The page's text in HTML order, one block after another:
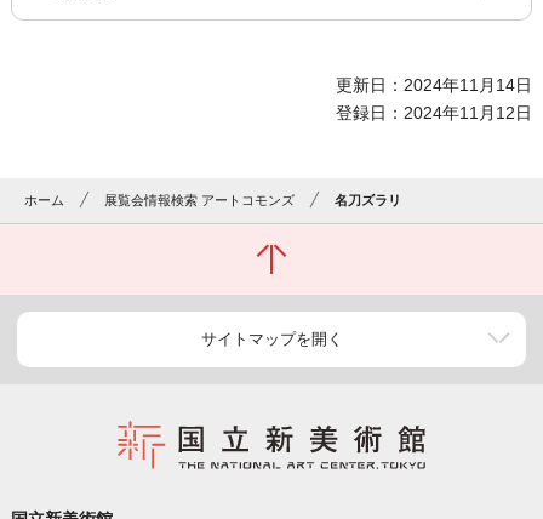
更新日：2024年11月14日
登録日：2024年11月12日
ホーム 展覧会情報検索 アートコモンズ 名刀ズラリ
サイトマップを開く